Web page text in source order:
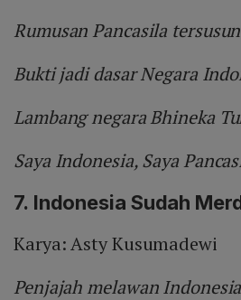
Rumusan Pancasila
Bukti jadi dasar Negara
Lambang negara Bhineka
Saya Indonesia, Saya
7. Indonesia Sudah
Karya: Asty Kusumadewi
Penjajah melawan Indonesia